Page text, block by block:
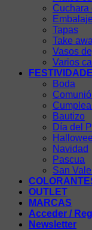
Cuchara
Tapas
Take
Vasos
Varios
Boda
Bautizo
Día del
Navidad
Pascua
San
OUTLET
MARCAS
Acceder /
Newsletter